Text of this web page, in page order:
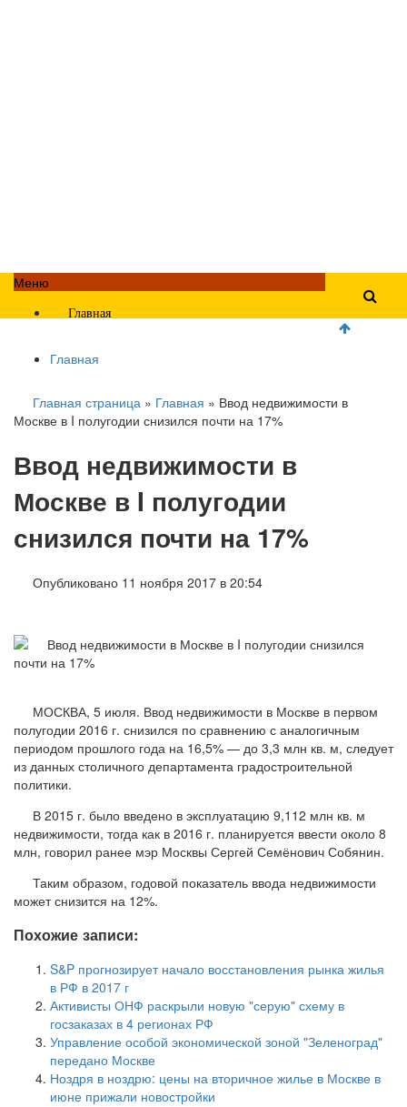
Меню
Главная
Главная
Главная страница » Главная » Ввод недвижимости в
Москве в I полугодии снизился почти на 17%
Ввод недвижимости в
Москве в I полугодии
снизился почти на 17%
Опубликовано 11 ноября 2017 в 20:54
МОСКВА, 5 июля. Ввод недвижимости в Москве в первом
полугодии 2016 г. снизился по сравнению с аналогичным
периодом прошлого года на 16,5% — до 3,3 млн кв. м, следует
из данных столичного департамента градостроительной
политики.
В 2015 г. было введено в эксплуатацию 9,112 млн кв. м
недвижимости, тогда как в 2016 г. планируется ввести около 8
млн, говорил ранее мэр Москвы Сергей Семёнович Собянин.
Таким образом, годовой показатель ввода недвижимости
может снизится на 12%.
Похожие записи:
S&P прогнозирует начало восстановления рынка жилья
в РФ в 2017 г
Активисты ОНФ раскрыли новую "серую" схему в
госзаказах в 4 регионах РФ
Управление особой экономической зоной "Зеленоград"
передано Москве
Ноздря в ноздрю: цены на вторичное жилье в Москве в
июне прижали новостройки